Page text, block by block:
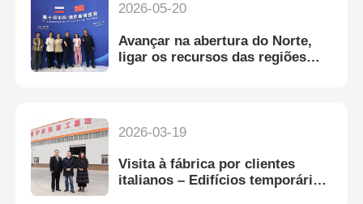
2026-05-20
Avançar na abertura do Norte,
ligar os recursos das regiões
2026-03-19
Visita à fábrica por clientes
italianos – Edifícios temporários